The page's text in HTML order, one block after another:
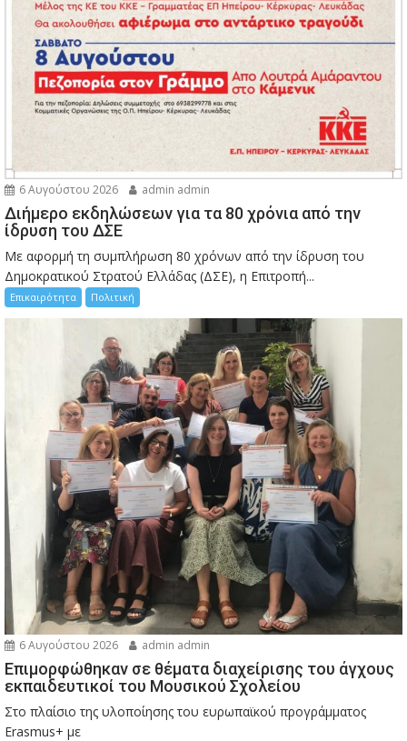
6 Αυγούστου 2026 admin admin
Διήμερο εκδηλώσεων για τα 80 χρόνια από την
ίδρυση του ΔΣΕ
Με αφορμή τη συμπλήρωση 80 χρόνων από την ίδρυση του
Δημοκρατικού Στρατού Ελλάδας (ΔΣΕ), η Επιτροπή...
Επικαιρότητα Πολιτική
6 Αυγούστου 2026 admin admin
Eπιμορφώθηκαν σε θέματα διαχείρισης του άγχους
εκπαιδευτικοί του Μουσικού Σχολείου
Στο πλαίσιο της υλοποίησης του ευρωπαϊκού προγράμματος
Erasmus+ με